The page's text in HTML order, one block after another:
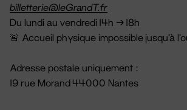
billetterie@leGrandT.fr
Du lundi au vendredi 14h → 18h
🚨 Accueil physique impossible jusqu'à
Adresse postale uniquement :
19 rue Morand 44000 Nantes